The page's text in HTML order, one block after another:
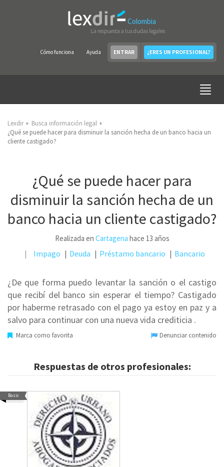
Colombia
La respuesta a tus dudas legales
Cómo funciona Ayuda ENTRAR ¿ERES UN PROFESIONAL?
Lexdir
Busca información legal
¿Qué se puede hacer para disminuir la sanción hecha de un banco hacia un
cliente castigado?
¿Qué se puede hacer para
disminuir la sanción hecha de un
banco hacia un cliente castigado?
Realizada en Cartagena hace 13 años
Impago Deuda Préstamo bancario Bancario
¿De que forma puedo levantar la sanción o el castigo
que recibí del banco sin esperar el tiempo? Castigado
por haberme retrasado con el pago ya estoy en paz y a
salvo para continuar con una nueva vida crediticia .
Marca como favorita Denunciar contenido
Respuestas de otros profesionales:
Basic